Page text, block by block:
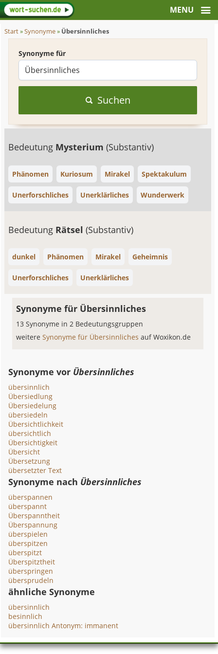
Start»Synonyme» Übersinnliches
Synonyme für
Suchen
Bedeutung Mysterium(Substantiv)
Phänomen Kuriosum Mirakel Spektakulum
Unerforschliches Unerklärliches Wunderwerk
Bedeutung Rätsel(Substantiv)
dunkel Phänomen Mirakel Geheimnis
Unerforschliches Unerklärliches
Synonyme für Übersinnliches
13 Synonyme in 2 Bedeutungsgruppen
weitereSynonyme für Übersinnlichesauf Woxikon.de
Synonyme vor Übersinnliches
übersinnlich
Übersiedlung
Übersiedelung
übersiedeln
Übersichtlichkeit
übersichtlich
Übersichtigkeit
Übersicht
Übersetzung
übersetzter Text
Synonyme nach Übersinnliches
überspannen
überspannt
Überspanntheit
Überspannung
überspielen
überspitzen
überspitzt
Überspitztheit
überspringen
übersprudeln
ähnliche Synonyme
übersinnlich
besinnlich
übersinnlich Antonym: immanent